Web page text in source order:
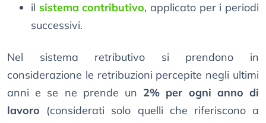
il sistema contributivo, applicato per i periodi
successivi.
Nel sistema retributivo si prendono in
considerazione le retribuzioni percepite negli ultimi
anni e se ne prende un 2% per ogni anno di
lavoro (considerati solo quelli che riferiscono a